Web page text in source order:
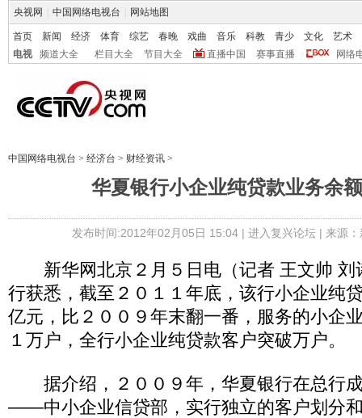
央视网 中国网络电视台 网站地图
首页 新闻 经济 体育 综艺 春晚 戏曲 音乐 科教 青少 文化
艺术
电视
频道大全 栏目大全 节目大全 直播中国 赛事直播 网络
中国网络电视台 > 经济台 > 财经资讯 >
华夏银行小企业纯贷款业务余
发布时间:2012年02月05日 15:04 | 进入复兴论坛| 来源
新华网北京２月５日电（记者 王文帅 刘
行获悉，截至２０１１年底，该行小企业纯
亿元，比２００９年末翻一番，服务的小企
１万户，全行小企业纯贷款客户突破万户。
据介绍，２００９年，华夏银行在总行
——中小企业信贷部，实行独立的客户划分